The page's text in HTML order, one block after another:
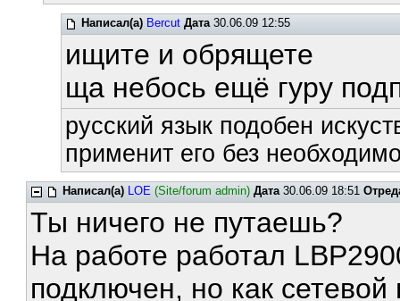
Написал(а) Bercut Дата30.06.09 12:55
ищите и обрящете
ща небось ещё гуру
русский язык подобен
применит его без
Написал(а) LOE (Site/forum admin) Дата30.06.09 18:51
Ты ничего не путаешь?
На работе работал
подключен, но как